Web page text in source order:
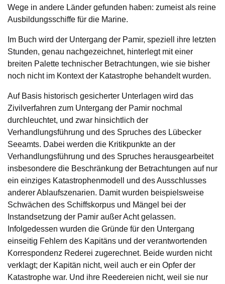
Wege in andere Länder gefunden haben: zumeist als reine
Ausbildungsschiffe für die Marine.
Im Buch wird der Untergang der Pamir, speziell ihre letzten
Stunden, genau nachgezeichnet, hinterlegt mit einer
breiten Palette technischer Betrachtungen, wie sie bisher
noch nicht im Kontext der Katastrophe behandelt wurden.
Auf Basis historisch gesicherter Unterlagen wird das
Zivilverfahren zum Untergang der Pamir nochmal
durchleuchtet, und zwar hinsichtlich der
Verhandlungsführung und des Spruches des Lübecker
Seeamts. Dabei werden die Kritikpunkte an der
Verhandlungsführung und des Spruches herausgearbeitet
insbesondere die Beschränkung der Betrachtungen auf nur
ein einziges Katastrophenmodell und des Ausschlusses
anderer Ablaufszenarien. Damit wurden beispielsweise
Schwächen des Schiffskorpus und Mängel bei der
Instandsetzung der Pamir außer Acht gelassen.
Infolgedessen wurden die Gründe für den Untergang
einseitig Fehlern des Kapitäns und der verantwortenden
Korrespondenz Rederei zugerechnet. Beide wurden nicht
verklagt; der Kapitän nicht, weil auch er ein Opfer der
Katastrophe war. Und ihre Reedereien nicht, weil sie nur